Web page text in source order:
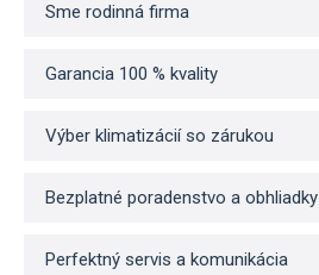
Sme rodinná firma
Garancia 100 % kvality
Výber klimatizácií so zárukou
Bezplatné poradenstvo a obhliadky
Perfektný servis a komunikácia